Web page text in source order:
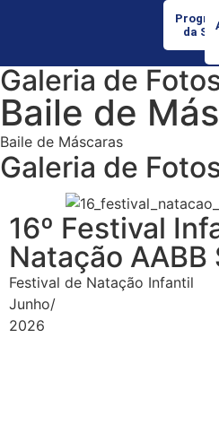
da
Galeria de
Baile de
Baile de Máscaras
Galeria de
16º Festival
Natação AABB
Festival de Natação Infantil
Junho/
2026